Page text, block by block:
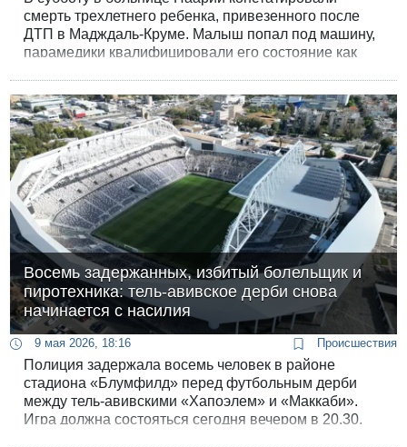
смерть трехлетнего ребенка, привезенного после
ДТП в Мадждаль-Круме. Малыш попал под машину,
парамедики квалифицировали его состояние как
Восемь задержанных, избитый болельщик и
пиротехника: тель-авивское дерби снова
начинается с насилия
9 мая 2026, 18:16 Происшествия
Полиция задержала восемь человек в районе
стадиона «Блумфилд» перед футбольным дерби
между тель-авивскими «Хапоэлем» и «Маккаби».
Игра должна состояться сегодня вечером в 20.30,